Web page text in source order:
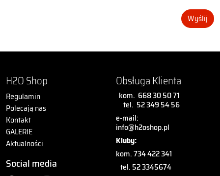
Prace nad Wattbike trwają już od 8 lat czyli od 2008 roku po
trenerem mistrza Olimpijskiego Chrisa Boardmana dokonano
ikoną elitarnego sportu.
Dziś Wattbike jest wybierany przez najlepsze federacje kolarskie
na świecie, m.in. Australijską czy Stanów Zjednoczonych.
Światową Federację Kolarską w
World Cycling Centre
tego profesjonalne zespoły kolarskie i sportowców wszystkich
dyscyplin rowerowych i również triathlonu.
Koszt transportu ustalany indywidualnie
Wyślij
H2O Shop
Regulamin
Polecają nas
Kontakt
GALERIE
Aktualności
Social media
Obsługa Klienta
kom. 668 30 50 71
tel. 52 349 54 56
e-mail:
info@h2oshop.pl
Kluby:
kom. 734 422 341
tel. 52 3345674